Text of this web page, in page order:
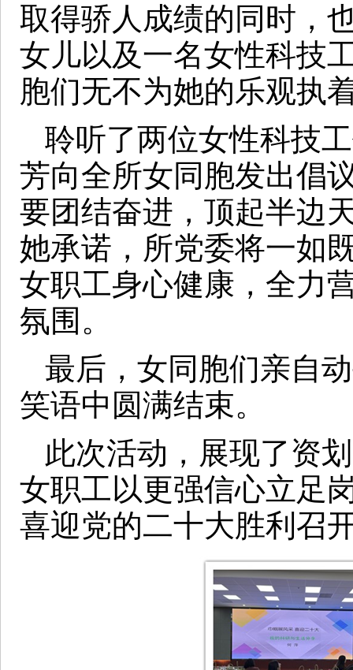
取得骄人成绩的同时，
女儿以及一名女性科技
胞们无不为她的乐观执
聆听了两位女性科技
芳向全所女同胞发出倡
要团结奋进，顶起半边
她承诺，所党委将一如
女职工身心健康，全力
氛围。
最后，女同胞们亲自
笑语中圆满结束。
此次活动，展现了资
女职工以更强信心立足
喜迎党的二十大胜利召